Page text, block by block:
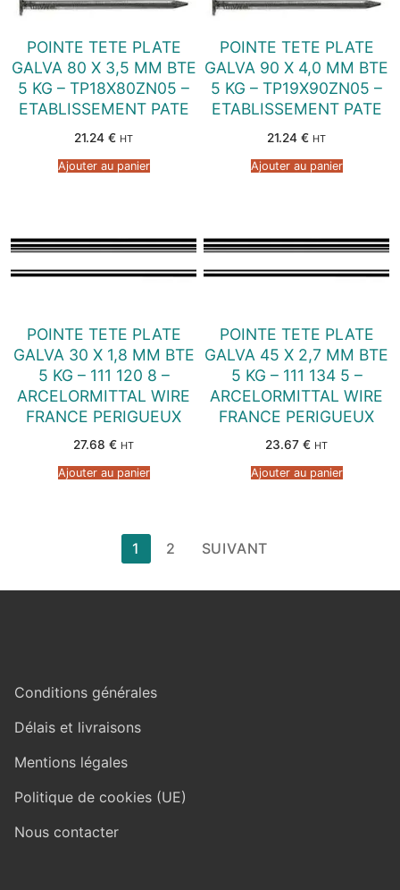
POINTE TETE PLATE
GALVA 80 X 3,5 MM BTE
5 KG – TP18X80ZN05 –
ETABLISSEMENT PATE
21.24 € HT
Ajouter au panier
POINTE TETE PLATE
GALVA 90 X 4,0 MM BTE
5 KG – TP19X90ZN05 –
ETABLISSEMENT PATE
21.24 € HT
Ajouter au panier
POINTE TETE PLATE
GALVA 30 X 1,8 MM BTE
5 KG – 111 120 8 –
ARCELORMITTAL WIRE
FRANCE PERIGUEUX
27.68 € HT
Ajouter au panier
POINTE TETE PLATE
GALVA 45 X 2,7 MM BTE
5 KG – 111 134 5 –
ARCELORMITTAL WIRE
FRANCE PERIGUEUX
23.67 € HT
Ajouter au panier
publications
1 2 SUIVANT
Conditions générales
Délais et livraisons
Mentions légales
Politique de cookies (UE)
Nous contacter